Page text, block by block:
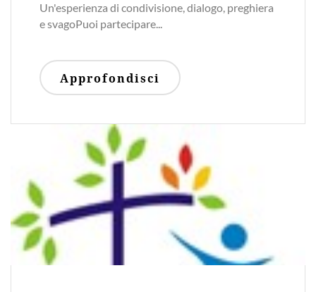
ecco i dettagli del pellegrinaggio a Chiavenna
(SO) del 5 giugno 2026Ci...
Approfondisci